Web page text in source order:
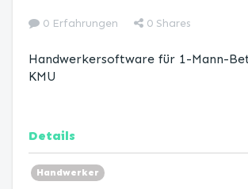
0 Erfahrungen 0 Shares
Handwerkersoftware für 1-Mann-
KMU
Details
Handwerker